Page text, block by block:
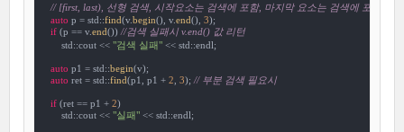
// [first, last), 선형 검색, 시작요소는 검색에 포함, 마지막 요소는 검색에 포함되지
auto p = std::find(v.begin(), v.end(), 3);
if (p == v.end()) //검색 실패시 v.end() 값 리턴
        std::cout <<
"검색 실패" << std::endl;
auto p1 = std::begin(v);
auto ret = std::find(p1, p1 + 2 3); // 부분 검색 필요시
if (ret == p1 + 2)
        std::cout <<
"실패" << std::endl;